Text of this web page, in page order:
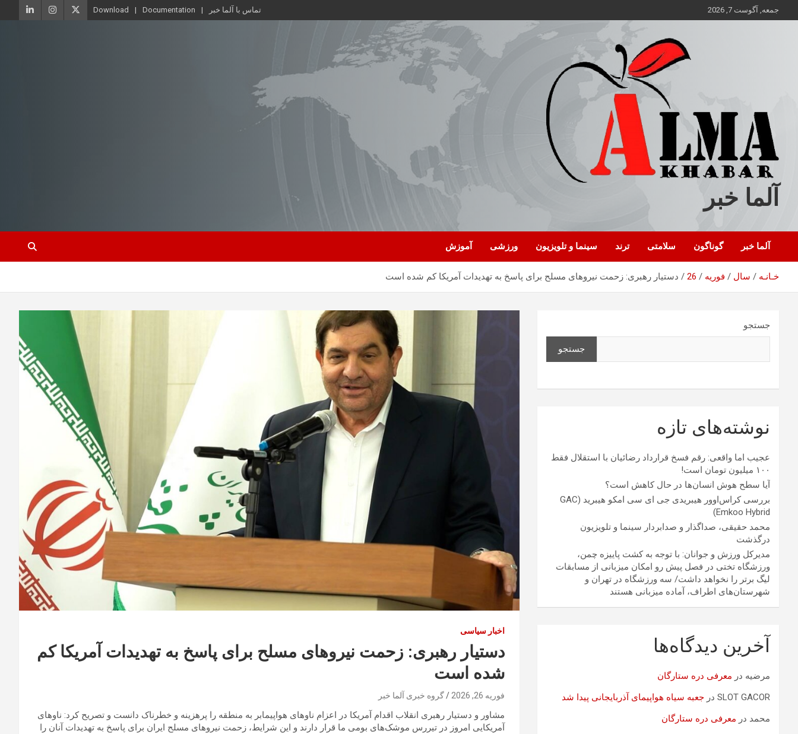
محتوا
جمعه, آگوست 7, 2026 تماس با آلما خبر Documentation
Download
آلما خبر
آلما خبر گوناگون سلامتی ترند سینما و تلویزیون ورزشی آموزش
خـانـه سال فوریه 26 دستیار رهبری: زحمت نیروهای مسلح برای پاسخ به تهدیدات آمریکا کم شده است
اخبار سیاسی
دستیار رهبری: زحمت نیروهای مسلح برای پاسخ به تهدیدات آمریکا کم
شده است
فوریه 26, 2026 گروه خبری آلما خبر
مشاور و دستیار رهبری انقلاب اقدام آمریکا در اعزام ناوهای هواپیمابر به منطقه را پرهزینه و خطرناک دانست و تصریح کرد: ناوهای
آمریکایی امروز در تیررس موشک‌های بومی ما قرار دارند و این شرایط، زحمت نیروهای مسلح ایران برای پاسخ به تهدیدات آنان را
جستجو
جستجو
نوشته‌های تازه
عجیب اما واقعی: رقم فسخ قرارداد رضائیان با استقلال فقط
۱۰۰ میلیون تومان است!
آیا سطح هوش انسان‌ها در حال کاهش است؟
بررسی کراس‌اوور هیبریدی جی ای سی امکو هیبرید (GAC
Emkoo Hybrid)
محمد حقیقی، صداگذار و صدابردار سینما و تلویزیون
درگذشت
مدیرکل ورزش و جوانان: با توجه به کشت پاییزه چمن،
ورزشگاه تختی در فصل پیش رو امکان میزبانی از مسابقات
لیگ برتر را نخواهد داشت/ سه ورزشگاه در تهران و
شهرستان‌های اطراف، آماده میزبانی هستند
آخرین دیدگاه‌ها
مرضیه در معرفی دره ستارگان
SLOT GACOR در جعبه سیاه هواپیمای آذربایجانی پیدا شد
محمد در معرفی دره ستارگان